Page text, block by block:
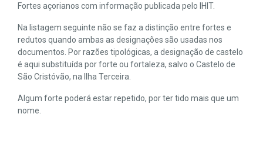
Fortes açorianos com informação publicada pelo IHIT.
Na listagem seguinte não se faz a distinção entre fortes e
redutos quando ambas as designações são usadas nos
documentos. Por razões tipológicas, a designação de castelo
é aqui substituída por forte ou fortaleza, salvo o Castelo de
São Cristóvão, na Ilha Terceira.
Algum forte poderá estar repetido, por ter tido mais que um
nome.